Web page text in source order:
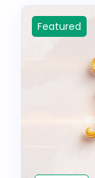
Featured